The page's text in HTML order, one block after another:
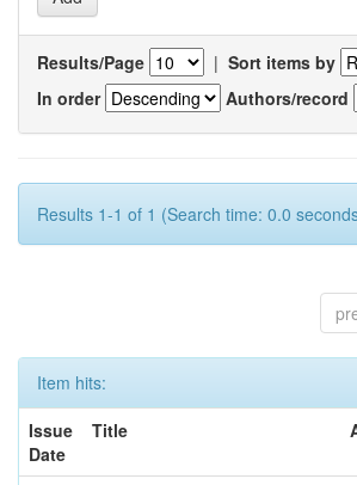
Results/Page | Sort items by
In order
Authors/record
Results 1-1 of 1 (Search time: 0.0
Item hits:
Issue
Date
Title